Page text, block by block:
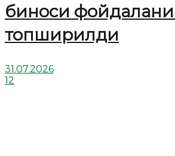
биноси
топширилди
31.07.2026
12